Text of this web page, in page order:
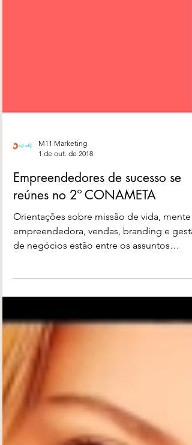
1 de out. de 2018
Empreendedores de sucesso se
reúnes no 2º CONAMETA
Orientações sobre missão de vida, mente
empreendedora, vendas, branding e